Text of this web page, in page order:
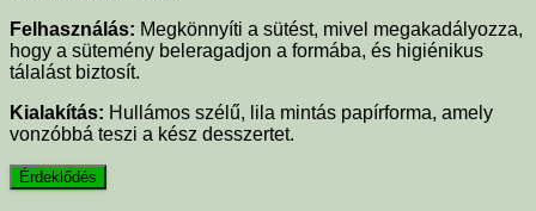
Felhasználás: Megkönnyíti a sütést, mivel megakadályozza,
hogy a sütemény beleragadjon a formába, és higiénikus
tálalást biztosít.
Kialakítás: Hullámos szélű, lila mintás papírforma, amely
vonzóbbá teszi a kész desszertet.